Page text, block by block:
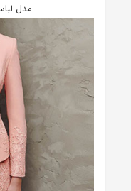
مدل